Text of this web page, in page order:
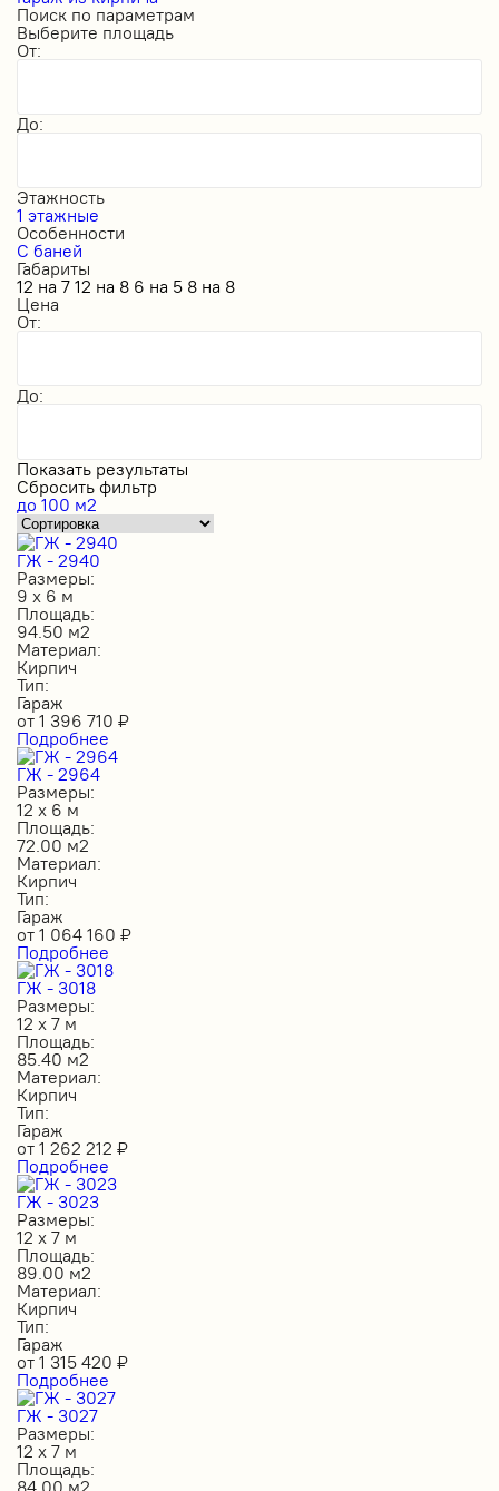
Поиск по параметрам
Выберите площадь
От:
До:
Этажность
1 этажные
Особенности
С баней
Габариты
12 на 7 12 на 8 6 на 5 8 на 8
Цена
От:
До:
Показать результаты
Сбросить фильтр
до 100 м2
ГЖ - 2940
Размеры:
9 х 6 м
Площадь:
94.50 м2
Материал:
Кирпич
Тип:
Гараж
от 1 396 710 ₽
Подробнее
ГЖ - 2964
Размеры:
12 х 6 м
Площадь:
72.00 м2
Материал:
Кирпич
Тип:
Гараж
от 1 064 160 ₽
Подробнее
ГЖ - 3018
Размеры:
12 х 7 м
Площадь:
85.40 м2
Материал:
Кирпич
Тип:
Гараж
от 1 262 212 ₽
Подробнее
ГЖ - 3023
Размеры:
12 х 7 м
Площадь:
89.00 м2
Материал:
Кирпич
Тип:
Гараж
от 1 315 420 ₽
Подробнее
ГЖ - 3027
Размеры:
12 х 7 м
Площадь:
84.00 м2